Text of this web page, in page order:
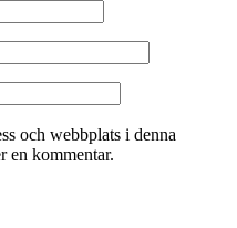
och webbplats i denna
en kommentar.